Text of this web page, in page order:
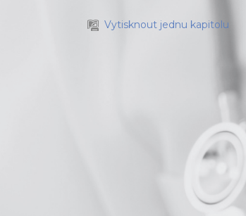
Vytisknout jednu kapitolu